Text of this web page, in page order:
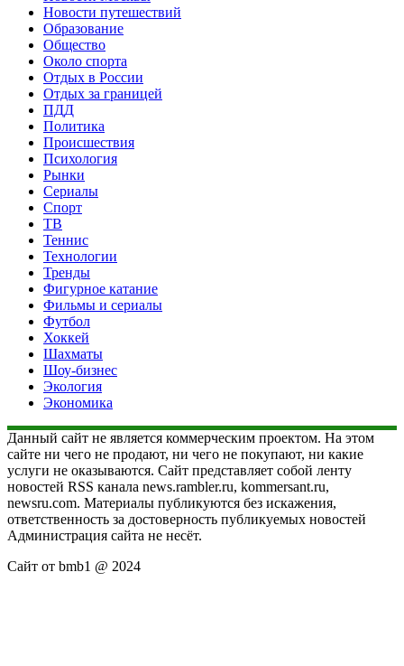
Новости путешествий
Образование
Общество
Около спорта
Отдых в России
Отдых за границей
ПДД
Политика
Происшествия
Психология
Рынки
Сериалы
Спорт
ТВ
Теннис
Технологии
Тренды
Фигурное катание
Фильмы и сериалы
Футбол
Хоккей
Шахматы
Шоу-бизнес
Экология
Экономика
Данный сайт не является коммерческим проектом. На этом
сайте ни чего не продают, ни чего не покупают, ни какие
услуги не оказываются. Сайт представляет собой ленту
новостей RSS канала news.rambler.ru, kommersant.ru,
newsru.com. Материалы публикуются без искажения,
ответственность за достоверность публикуемых новостей
Администрация сайта не несёт.
Сайт от bmb1 @ 2024